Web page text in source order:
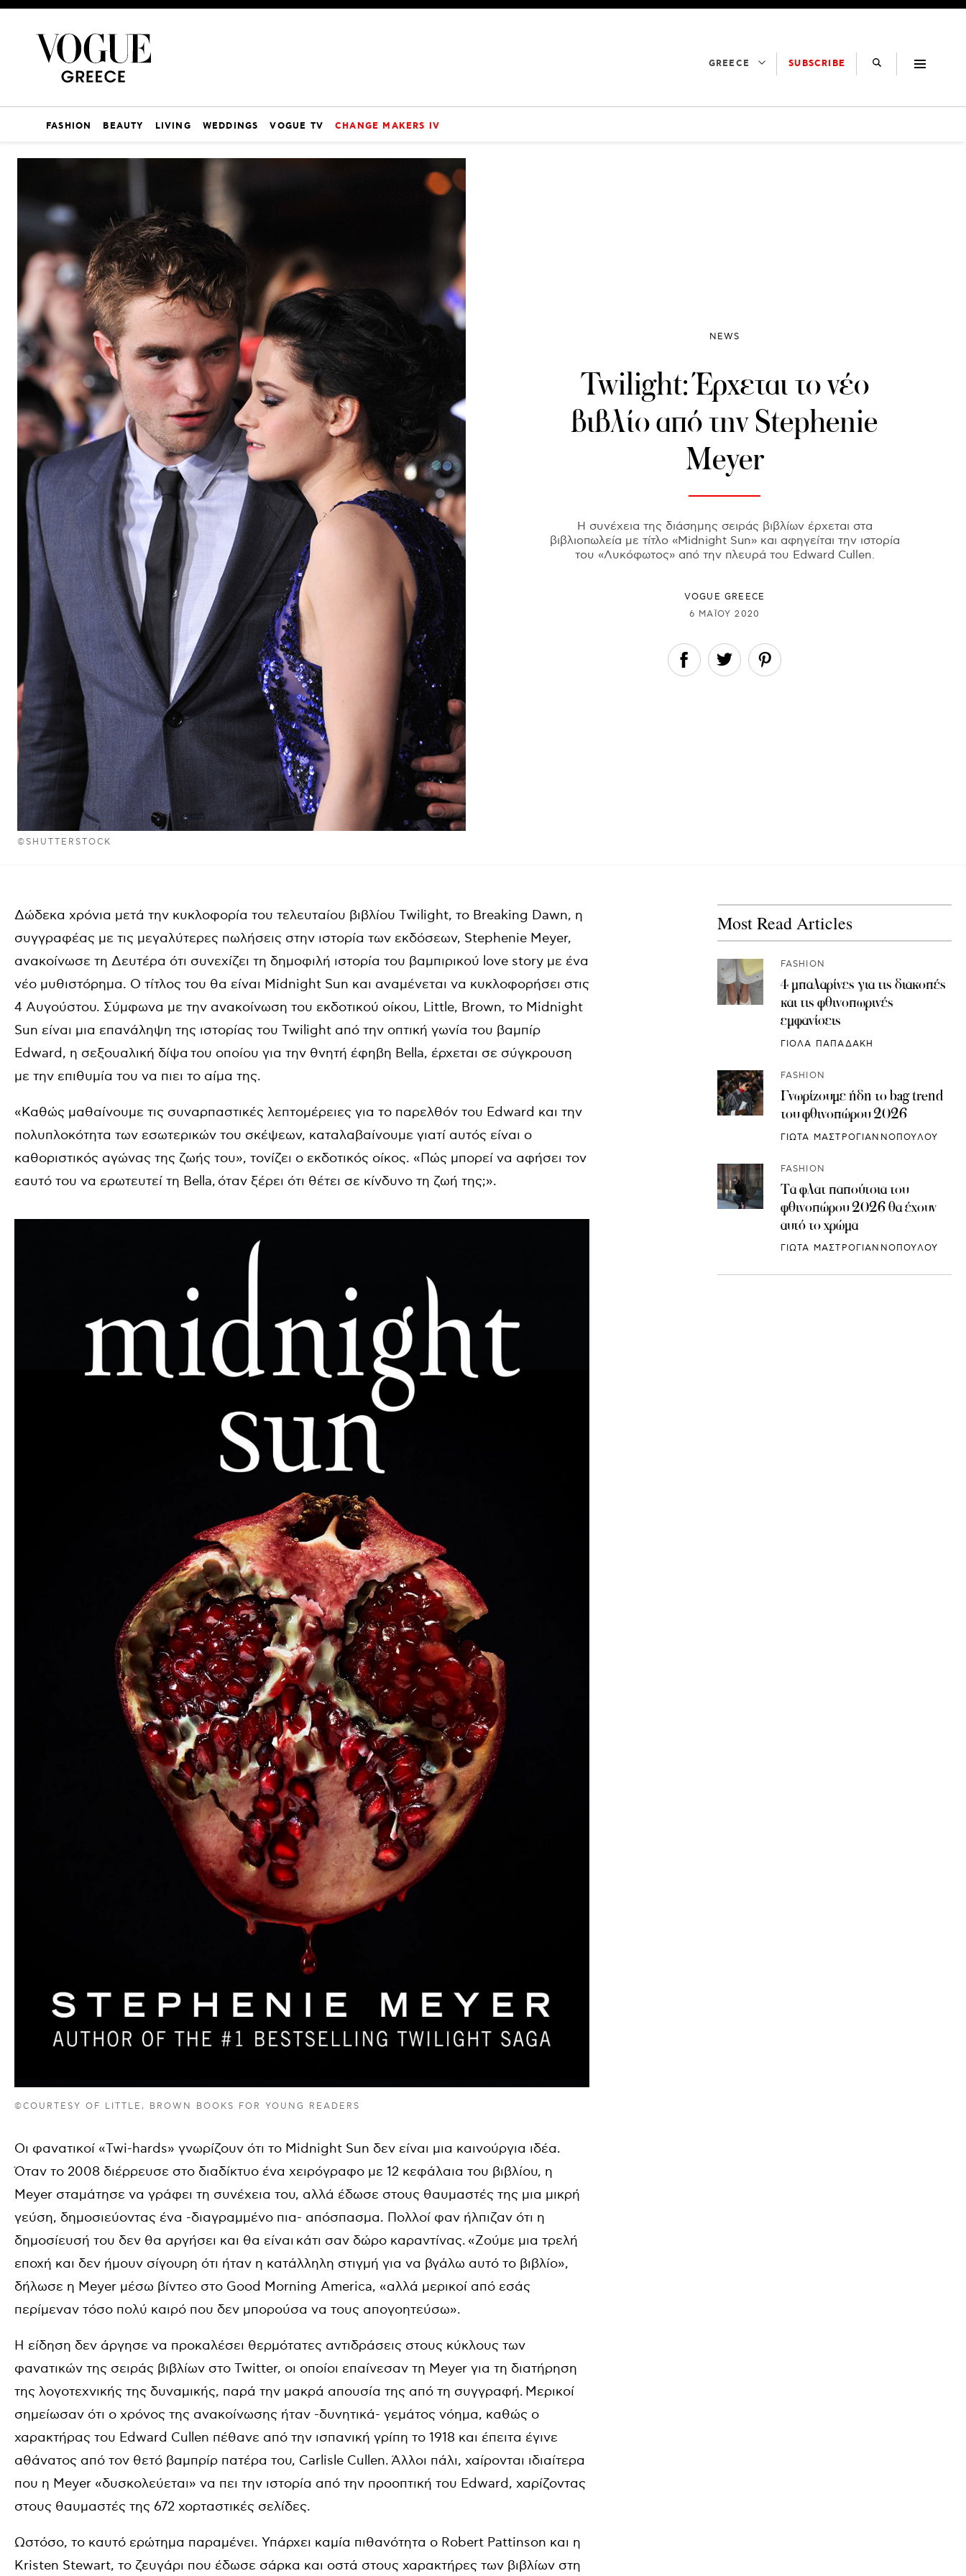
GREECE SUBSCRIBE
FASHION BEAUTY LIVING WEDDINGS VOGUE TV CHANGE MAKERS IV
©SHUTTERSTOCK
NEWS
Twilight: Έρχεται τo νέο
βιβλίο από την Stephenie
Meyer
Η συνέχεια της διάσημης σειράς βιβλίων έρχεται στα
βιβλιοπωλεία με τίτλο «Midnight Sun» και αφηγείται την ιστορία
του «Λυκόφωτος» από την πλευρά του Edward Cullen.
VOGUE GREECE
6 ΜΑΪ́ΟΥ 2020
Δώδεκα χρόνια μετά την κυκλοφορία του τελευταίου βιβλίου Twilight, το Breaking Dawn, η
συγγραφέας με τις μεγαλύτερες πωλήσεις στην ιστορία των εκδόσεων, Stephenie Meyer,
ανακοίνωσε τη Δευτέρα ότι συνεχίζει τη δημοφιλή ιστορία του βαμπιρικού love story με ένα
νέο μυθιστόρημα. Ο τίτλος του θα είναι Midnight Sun και αναμένεται να κυκλοφορήσει στις
4 Αυγούστου. Σύμφωνα με την ανακοίνωση του εκδοτικού οίκου, Little, Brown, το Midnight
Sun είναι μια επανάληψη της ιστορίας του Twilight από την οπτική γωνία του βαμπίρ
Edward, η σεξουαλική δίψα του οποίου για την θνητή έφηβη Bella, έρχεται σε σύγκρουση
με την επιθυμία του να πιει το αίμα της.
«Καθώς μαθαίνουμε τις συναρπαστικές λεπτομέρειες για το παρελθόν του Edward και την
πολυπλοκότητα των εσωτερικών του σκέψεων, καταλαβαίνουμε γιατί αυτός είναι ο
καθοριστικός αγώνας της ζωής του», τονίζει ο εκδοτικός οίκος. «Πώς μπορεί να αφήσει τον
εαυτό του να ερωτευτεί τη Bella, όταν ξέρει ότι θέτει σε κίνδυνο τη ζωή της;».
©COURTESY OF LITTLE, BROWN BOOKS FOR YOUNG READERS
Οι φανατικοί «Twi-hards» γνωρίζουν ότι το Midnight Sun δεν είναι μια καινούργια ιδέα.
Όταν το 2008 διέρρευσε στο διαδίκτυο ένα χειρόγραφο με 12 κεφάλαια του βιβλίου, η
Meyer σταμάτησε να γράφει τη συνέχεια του, αλλά έδωσε στους θαυμαστές της μια μικρή
γεύση, δημοσιεύοντας ένα -διαγραμμένο πια- απόσπασμα. Πολλοί φαν ήλπιζαν ότι η
δημοσίευσή του δεν θα αργήσει και θα είναι κάτι σαν δώρο καραντίνας. «Ζούμε μια τρελή
εποχή και δεν ήμουν σίγουρη ότι ήταν η κατάλληλη στιγμή για να βγάλω αυτό το βιβλίο»,
δήλωσε η Meyer μέσω βίντεο στο Good Morning America, «αλλά μερικοί από εσάς
περίμεναν τόσο πολύ καιρό που δεν μπορούσα να τους απογοητεύσω».
Η είδηση δεν άργησε να προκαλέσει θερμότατες αντιδράσεις στους κύκλους των
φανατικών της σειράς βιβλίων στο Twitter, οι οποίοι επαίνεσαν τη Meyer για τη διατήρηση
της λογοτεχνικής της δυναμικής, παρά την μακρά απουσία της από τη συγγραφή. Μερικοί
σημείωσαν ότι ο χρόνος της ανακοίνωσης ήταν -δυνητικά- γεμάτος νόημα, καθώς ο
χαρακτήρας του Edward Cullen πέθανε από την ισπανική γρίπη το 1918 και έπειτα έγινε
αθάνατος από τον θετό βαμπρίρ πατέρα του, Carlisle Cullen. Άλλοι πάλι, χαίρονται ιδιαίτερα
που η Meyer «δυσκολεύεται» να πει την ιστορία από την προοπτική του Edward, χαρίζοντας
στους θαυμαστές της 672 χορταστικές σελίδες.
Ωστόσο, το καυτό ερώτημα παραμένει. Υπάρχει καμία πιθανότητα ο Robert Pattinson και η
Kristen Stewart, το ζευγάρι που έδωσε σάρκα και οστά στους χαρακτήρες των βιβλίων στη
Most Read Articles
FASHION
4 μπαλαρίνες για τις διακοπές
και τις φθινοπωρινές
εμφανίσεις
ΓΙΟΛΑ ΠΑΠΑΔΑΚΗ
FASHION
Γνωρίζουμε ήδη το bag trend
του φθινοπώρου 2026
ΓΙΩΤΑ ΜΑΣΤΡΟΓΙΑΝΝΟΠΟΥΛΟΥ
FASHION
Τα φλατ παπούτσια του
φθινοπώρου 2026 θα έχουν
αυτό το χρώμα
ΓΙΩΤΑ ΜΑΣΤΡΟΓΙΑΝΝΟΠΟΥΛΟΥ